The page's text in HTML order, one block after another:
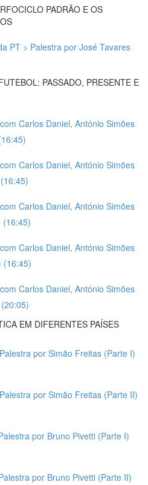
PADRÃO E OS
PT > Palestra por José Tavares
PASSADO, PRESENTE E
Carlos Daniel, António Simões
Carlos Daniel, António Simões
Carlos Daniel, António Simões
(16:45)
Carlos Daniel, António Simões
(16:45)
Carlos Daniel, António Simões
EM DIFERENTES PAÍSES
por Simão Freitas (Parte I)
por Simão Freitas (Parte II)
por Bruno Pivetti (Parte I)
por Bruno Pivetti (Parte II)